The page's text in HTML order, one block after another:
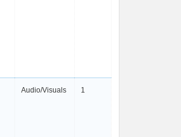
Audio/Visuals 1